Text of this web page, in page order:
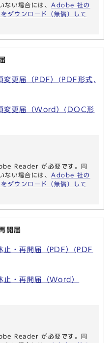
ない場合には、 Adobe 社の
ダウンロード（無償）して
変更届（PDF）(PDF形式,
変更届（Word）(DOC形
Reader が必要です。同
ない場合には、 Adobe 社の
ダウンロード（無償）して
開届
止・再開届（PDF）(PDF
止・再開届（Word）
Reader が必要です。同